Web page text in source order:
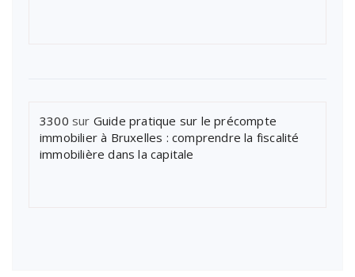
3300 sur Guide pratique sur le précompte
immobilier à Bruxelles : comprendre la fiscalité
immobilière dans la capitale